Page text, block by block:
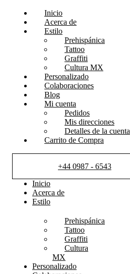
Inicio
Acerca de
Estilo
Prehispánica
Tattoo
Graffiti
Cultura MX
Personalizado
Colaboraciones
Blog
Mi cuenta
Pedidos
Mis direcciones
Detalles de la cuenta
Carrito de Compra
+44 0987 - 6543
Inicio
Acerca de
Estilo
Prehispánica
Tattoo
Graffiti
Cultura
MX
Personalizado